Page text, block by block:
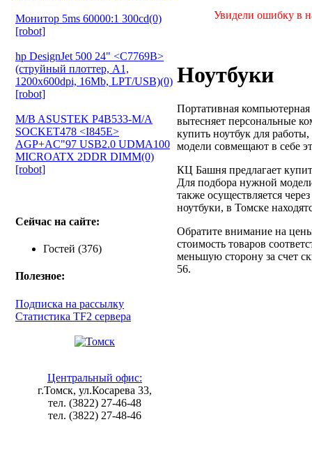
Монитор 5ms 60000:1 300cd(0)
[robot]
hp DesignJet 500 24" <C7769B>
(струйный плоттер, A1,
1200х600dpi, 16Mb, LPT/USB)(0)
[robot]
M/B ASUSTEK P4B533-M/A
SOCKET478 <I845E>
AGP+AC"97 USB2.0 UDMA100
MICROATX 2DDR DIMM(0)
[robot]
Сейчас на сайте:
Гостей (376)
Полезное:
Подписка на рассылку
Статистика TF2 сервера
Центральный офис:
г.Томск, ул.Косарева 33,
тел. (3822) 27-46-48
тел. (3822) 27-48-46
Увидели ошибку в
Ноутбуки
Портативная
вытесняет персональные
купить ноутбук для
модели совмещают в себе
КЦ Башня предлагает
Для подбора нужной
также осуществляется
ноутбуки, в Томске
Обратите внимание на
стоимость товаров
меньшую сторону за счет
56.